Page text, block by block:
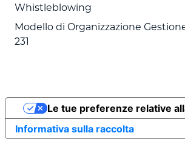
Whistleblowing
Modello di Organizzazione
231
Informativa sulla raccolta
Le tue preferenze relative